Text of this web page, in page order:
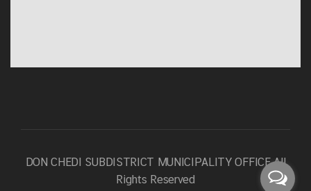
DON CHEDI SUBDISTRICT MUNICIPALITY OFFICEAll
Rights Reserved